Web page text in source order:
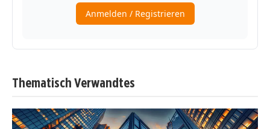
Thematisch Verwandtes